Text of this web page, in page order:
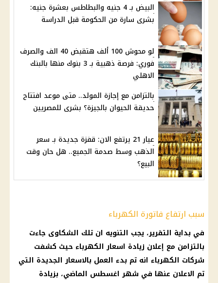
البيض بـ 4 جنيه والبطاطس بعشرة جنيه:
بشرى سارة من الحكومة قبل الدراسة
لو محوش 100 ألف هتقبض 40 الف والصرف
فوري: فرصة ذهبية بـ 3 بنوك منها بالبنك
الاهلي
بالتزامن مع إجازة المولد.. متى موعد افتتاح
حديقة الحيوان بالجيزة؟ بشرى للمصريين
عيار 21 يرتفع الان: قفزة جديدة بـ سعر
الذهب وسط صدمة الجميع.. هل حان وقت
البيع؟
سبب ارتفاع فاتورة الكهرباء
في بداية التقرير، يجب التنويه ان تلك الشكاوى جاءت
بالتزامن مع إعلان زيادة اسعار الكهرباء حيث كشفت
شركات الكهرباء انه تم بدء العمل بالاسعار الجديدة التي
تم الاعلان عنها في شهر اغسطس الماضي، بزيادة